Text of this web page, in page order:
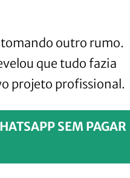
tomando outro rumo.
que tudo fazia
projeto profissional.
SEM PAGAR